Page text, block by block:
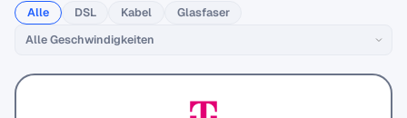
Alle DSL Kabel Glasfaser